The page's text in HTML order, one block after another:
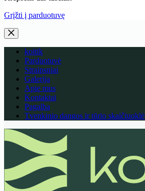
Grįžti į parduotuvę
koitik
Parduotuvė
Straipsniai
Galerija
Apie mus
Kontaktai
Pagalba
Tvenkinio dangos ir tūrio skaičiuoklė